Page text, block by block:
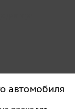
автомобиля